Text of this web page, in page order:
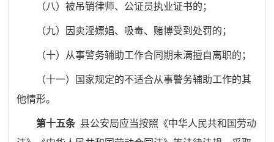
（八）被吊销律师、公证员执业证书的；
（九）因卖淫嫖娼、吸毒、赌博受到处罚的；
（十）从事警务辅助工作合同期未满擅自离职的；
（十一）国家规定的不适合从事警务辅助工作的其
他情形。
第十五条 县公安局应当按照《中华人民共和国劳动